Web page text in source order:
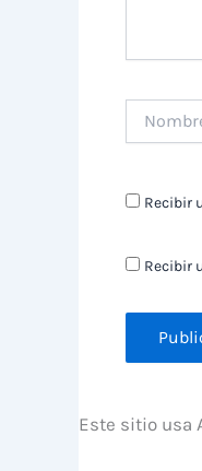
Recibir
Recibir
Este sitio usa